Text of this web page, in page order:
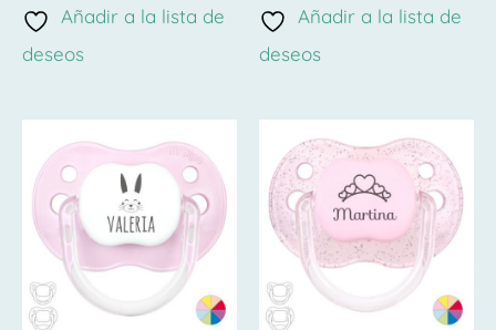
de
5
Añadir a la lista de
deseos
de
5
Añadir a la lista de
deseos